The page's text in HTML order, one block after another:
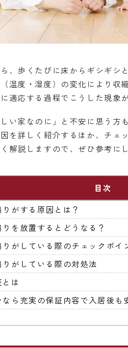
、歩くたびに床からギシギシ
温度・湿度）の変化により収
適応する過程でこうした現象
い家なのに」と不安に思う方
を詳しく紹介するほか、チェ
解説しますので、ぜひ参考に
目次
がする原因とは？
を放置するとどうなる？
がしている際のチェックポイ
がしている際の対処法
は
ら充実の保証内容で入居後も